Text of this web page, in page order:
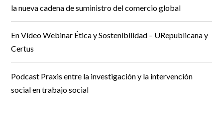
la nueva cadena de suministro del comercio global
En Vídeo Webinar Ética y Sostenibilidad – URepublicana y
Certus
Podcast Praxis entre la investigación y la intervención
social en trabajo social